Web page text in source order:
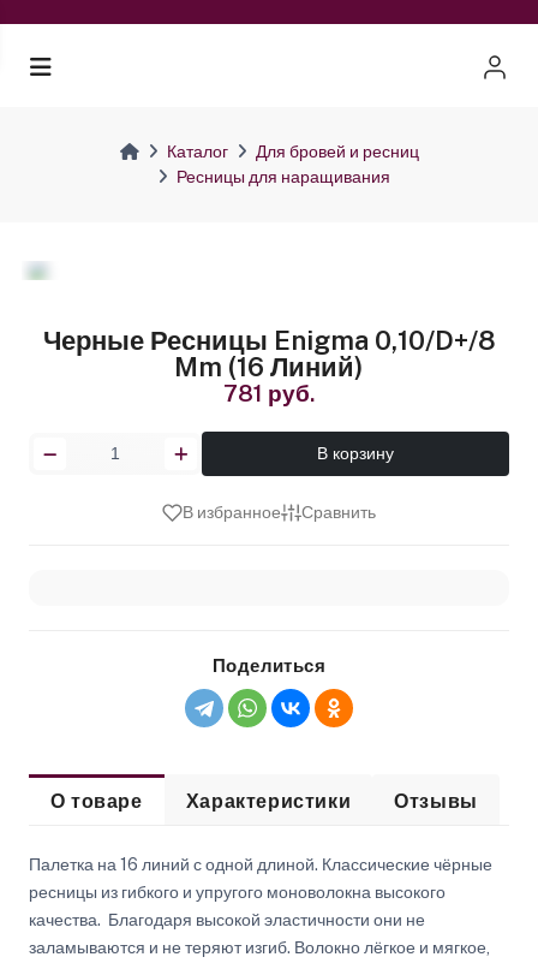
Каталог
Для бровей и ресниц
Ресницы для наращивания
Черные Ресницы Enigma 0,10/D+/8
Mm (16 Линий)
781 руб.
В корзину
В избранное Сравнить
Поделиться
О товаре Характеристики Отзывы
Палетка на 16 линий с одной длиной. Классические чёрные
ресницы из гибкого и упругого моноволокна высокого
качества. Благодаря высокой эластичности они не
заламываются и не теряют изгиб. Волокно лёгкое и мягкое,